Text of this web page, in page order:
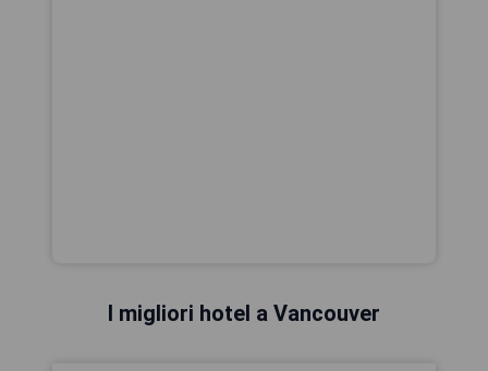
I migliori hotel a Vancouver